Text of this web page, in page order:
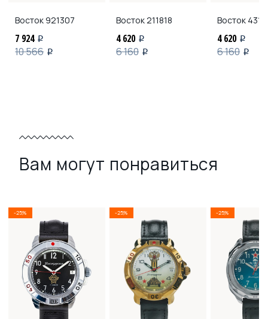
Восток 921307
7 924 i
10 566 i
Восток 211818
4 620 i
6 160 i
Восток
4 620 i
6 160 i
Вам могут понравиться
-25% -25% -25%